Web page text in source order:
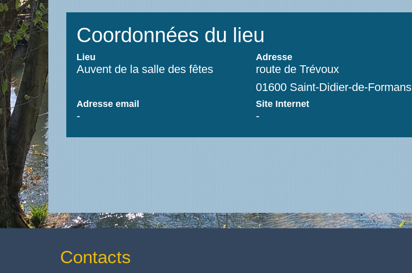
Coordonnées du lieu
Lieu
Auvent de la salle des fêtes
Adresse
route de Trévoux
01600 Saint-Didier-de-Formans
Adresse email
-
Site Internet
-
Contacts